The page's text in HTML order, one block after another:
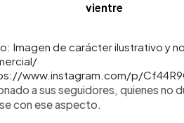
vientre
Imagen de carácter ilustrativo y no
www.instagram.com/p/
a sus seguidores, quienes no
con ese aspecto.